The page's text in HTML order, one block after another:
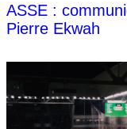
ASSE :
Pierre Ekwah